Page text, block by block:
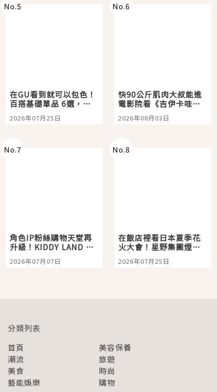
No.5
在GU看到就可以包色！
百搭基礎單品 6選，閉
眼全收也不心疼
2026年07月25日
No.6
快90公斤肌肉大叔能進
電影院看《吉伊卡哇》
嗎？日本重金屬樂團
「打首」會長與nagano
2026年08月03日
No.7
角色IP粉絲購物天堂再
升級！KIDDY LAND 原
宿店吉伊卡哇迎客，新
開幕 OMOKADO 店3分
2026年07月07日
No.8
在飯店裡看日本夏季花
火大會！星野集團煙火
景觀飯店6選，讓你不用
人擠人悠閒欣賞
2026年07月25日
分類列表
首頁
美容保養
潮流
旅遊
美食
時尚
藝能娛樂
購物